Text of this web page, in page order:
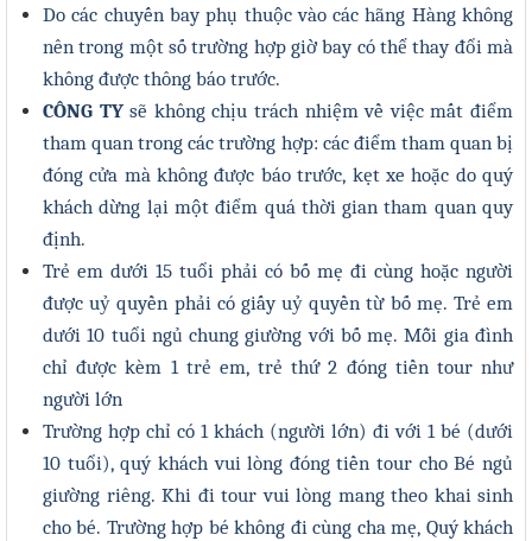
Do các chuyến bay phụ thuộc vào các hãng Hàng không
nên trong một số trường hợp giờ bay có thể thay đổi mà
không được thông báo trước.
CÔNG TYsẽ không chịu trách nhiệm về việc mất điểm
tham quan trong các trường hợp: các điểm tham quan bị
đóng cửa mà không được báo trước, kẹt xe hoặc do quý
khách dừng lại một điểm quá thời gian tham quan quy
định.
Trẻ em dưới 15 tuổi phải có bố mẹ đi cùng hoặc người
được uỷ quyền phải có giấy uỷ quyền từ bố mẹ. Trẻ em
dưới 10 tuổi ngủ chung giường với bố mẹ. Mỗi gia đình
chỉ được kèm 1 trẻ em, trẻ thứ 2 đóng tiền tour như
người lớn
Trường hợp chỉ có 1 khách (người lớn) đi với 1 bé (dưới
10 tuổi), quý khách vui lòng đóng tiền tour cho Bé ngủ
giường riêng. Khi đi tour vui lòng mang theo khai sinh
cho bé. Trường hợp bé không đi cùng cha mẹ, Quý khách